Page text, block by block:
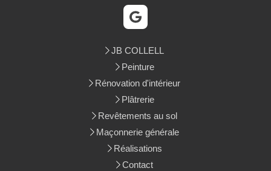
JB COLLELL
Peinture
Rénovation d'intérieur
Plâtrerie
Revêtements au sol
Maçonnerie générale
Réalisations
Contact